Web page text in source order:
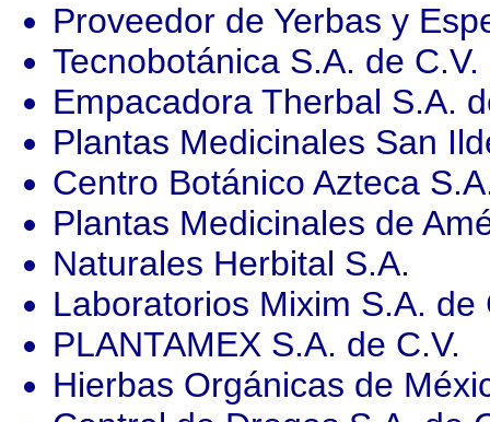
Proveedor de Yerbas y
Tecnobotánica S.A. de C.V.
Empacadora Therbal S.A.
Plantas Medicinales San
Centro Botánico Azteca
Plantas Medicinales de
Naturales Herbital S.A.
Laboratorios Mixim S.A. de
PLANTAMEX S.A. de C.V.
Hierbas Orgánicas de